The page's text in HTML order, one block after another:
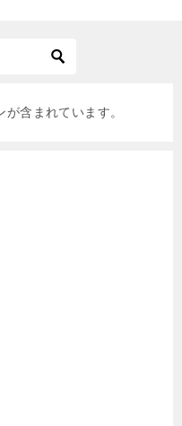
含まれています。